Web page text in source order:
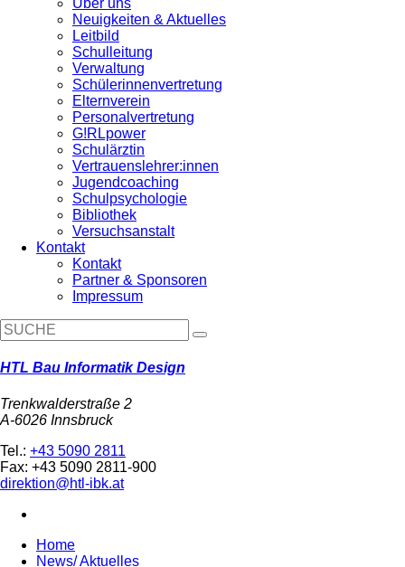
Über uns
Neuigkeiten & Aktuelles
Leitbild
Schulleitung
Verwaltung
Schülerinnenvertretung
Elternverein
Personalvertretung
G!RLpower
Schulärztin
Vertrauenslehrer:innen
Jugendcoaching
Schulpsychologie
Bibliothek
Versuchsanstalt
Kontakt
Kontakt
Partner & Sponsoren
Impressum
HTL Bau Informatik Design
Trenkwalderstraße 2
A-6026 Innsbruck
Tel.: +43 5090 2811
Fax: +43 5090 2811-900
direktion@htl-ibk.at
Home
News/ Aktuelles